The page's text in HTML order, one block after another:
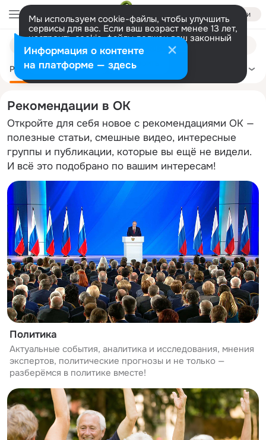
Войти
Мы используем cookie-файлы, чтобы улучшить
сервисы для вас. Если ваш возраст менее 13 лет,
настроить cookie-файлы должен ваш законный
представитель. Больше информации
Разрешить все Настроить
темам
Рекомендации Политика Здоровье Сделай сам
Рекомендации в ОК
Откройте для себя новое с рекомендациями ОК —
полезные статьи, смешные видео, интересные
группы и публикации, которые вы ещё не видели.
И всё это подобрано по вашим интересам!
Политика
Актуальные события, аналитика и исследования, мнения
экспертов, политические прогнозы и не только —
разберёмся в политике вместе!
Информация о контенте
на платформе — здесь